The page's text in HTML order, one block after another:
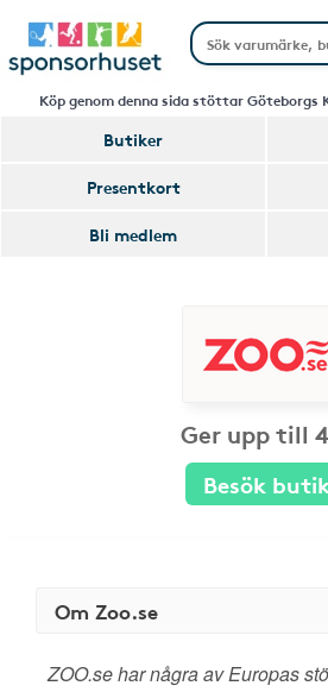
Köp genom denna sida stöttar Göteborgs
Butiker
Presentkort
Bli medlem
Ger upp till
Besök
Om Zoo.se
ZOO.se har några av Europas